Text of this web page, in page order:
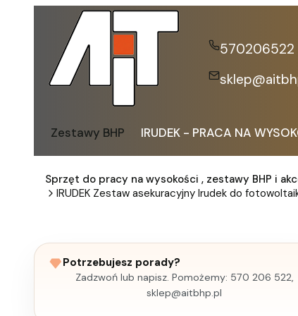
570206522
Zestawy BHP IRUDEK - PRACA NA
Sprzęt do pracy na wysokości , zestawy BHP i
IRUDEK Zestaw asekuracyjny Irudek do